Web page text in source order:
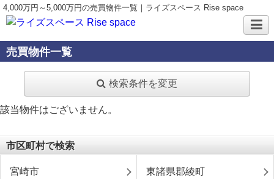
4,000万円～5,000万円の売買物件一覧｜ライズスペース Rise space
売買物件一覧
検索条件を変更
該当物件はございません。
市区町村で検索
宮崎市 東諸県郡綾町